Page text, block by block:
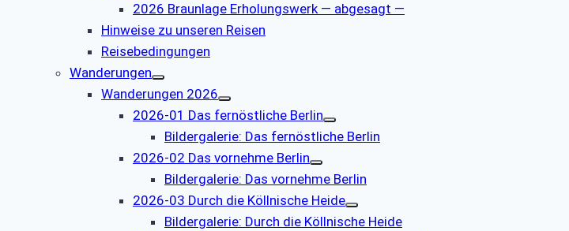
2026 Braunlage Erholungswerk — abgesagt —
Hinweise zu unseren Reisen
Reisebedingungen
Wanderungen
Wanderungen 2026
2026-01 Das fernöstliche Berlin
Bildergalerie: Das fernöstliche Berlin
2026-02 Das vornehme Berlin
Bildergalerie: Das vornehme Berlin
2026-03 Durch die Köllnische Heide
Bildergalerie: Durch die Köllnische Heide